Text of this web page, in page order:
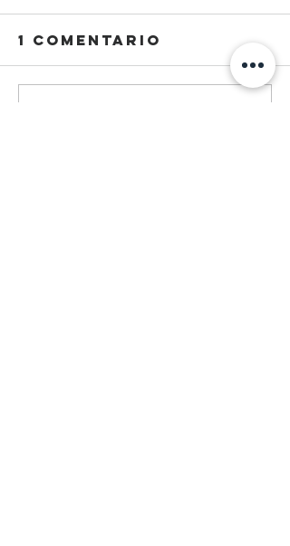
1 comentario